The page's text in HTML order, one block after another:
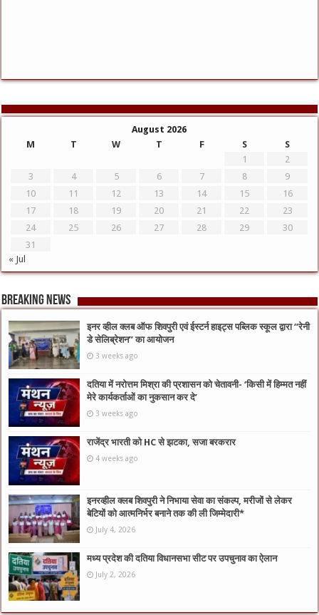
August 2026
M
T W T F S
S
1
2
3
4 5 6 7 8
9
10
11 12 13 14 15
16
17
18 19 20 21 22
23
24
25 26 27 28 29
30
31
« Jul
Breaking News
इनर व्हील क्लब ऑफ शिवपुरी एवं ईस्टर्न हाइट्स पब्लिक स्कूल द्वारा “रेनी
डे सेलिब्रेशन” का आयोजन
3 weeks ago
दतिया में नरोत्तम मिश्रा की प्रशासन को चेतावनी- ‘किसी में हिम्मत नहीं
मेरे कार्यकर्ताओं का नुकसान कर दे’
3 weeks ago
राजेंद्र भारती को HC से झटका, सजा बरकरार
4 weeks ago
इनरव्हील क्लब शिवपुरी ने निभाया सेवा का संकल्प, मरीजों से लेकर
बेटियों को आत्मनिर्भर बनाने तक की ली जिम्मेदारी*
July 4, 2026
मध्य प्रदेश की दतिया विधानसभा सीट पर उपचुनाव का ऐलान
July 2, 2026